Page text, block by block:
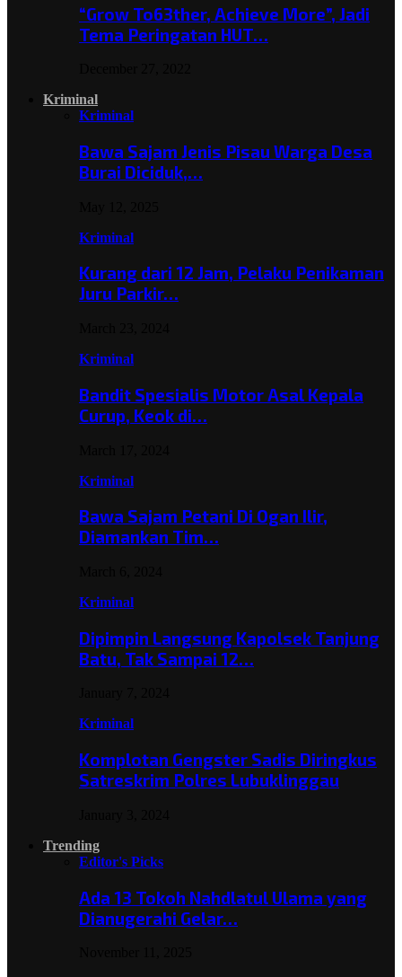
“Grow To63ther, Achieve More”, Jadi
Tema Peringatan HUT…
Kriminal
Kriminal
Bawa Sajam Jenis Pisau Warga Desa
Burai Diciduk,…
Kriminal
Kurang dari 12 Jam, Pelaku Penikaman
Juru Parkir…
Kriminal
Bandit Spesialis Motor Asal Kepala
Curup, Keok di…
Kriminal
Bawa Sajam Petani Di Ogan Ilir,
Diamankan Tim…
Kriminal
Dipimpin Langsung Kapolsek Tanjung
Batu, Tak Sampai 12…
Kriminal
Komplotan Gengster Sadis Diringkus
Satreskrim Polres Lubuklinggau
Trending
Editor's Picks
Ada 13 Tokoh Nahdlatul Ulama yang
Dianugerahi Gelar…